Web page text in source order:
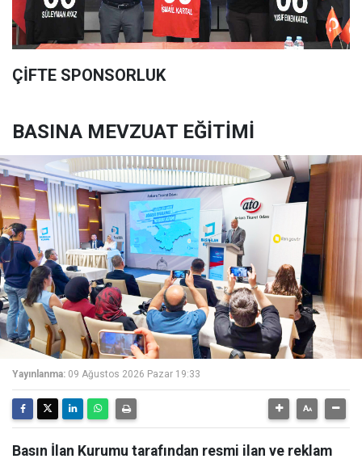
ÇİFTE SPONSORLUK
BASINA MEVZUAT EĞİTİMİ
Yayınlanma: 09 Ağustos 2026 Pazar 19:33
Basın İlan Kurumu tarafından resmi ilan ve reklam